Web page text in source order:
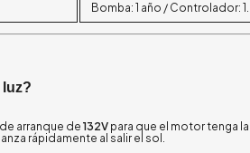
Bomba: 1 año / Controlador:
arranque de132V para que el motor tenga
rápidamente al salir el sol.